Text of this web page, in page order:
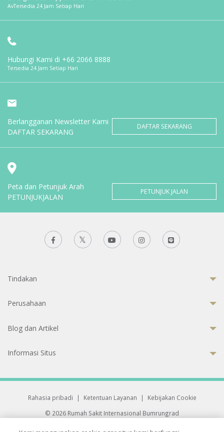
AvTersedia 24 Jam Setiap Hari
Hubungi Kami di +66 2066 8888
Tersedia 24 Jam Setiap Hari
Berlangganan Newsletter Kami
DAFTAR SEKARANG
DAFTAR SEKARANG
Peta dan Petunjuk Arah
PETUNJUKJALAN
PETUNJUK JALAN
Tindakan
Perusahaan
Blog dan Artikel
Informasi Situs
Rahasia pribadi | Ketentuan Layanan |
Kebijakan Cookie
© 2026 Rumah Sakit Internasional Bumrungrad